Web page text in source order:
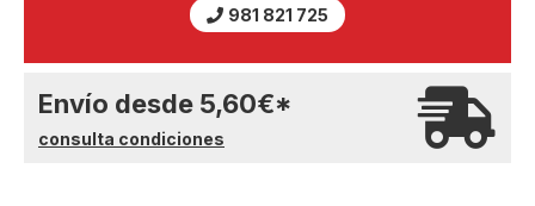
981 821 725
Envío desde 5,60€*
consulta condiciones